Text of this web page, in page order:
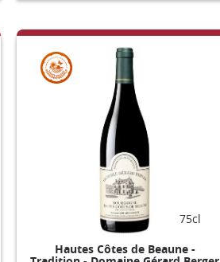
75cl
Hautes Côtes de Beaune -